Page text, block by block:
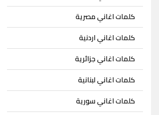
كلمات اغاني مصرية
كلمات اغاني اردنية
كلمات اغاني جزائرية
كلمات اغاني لبنانية
كلمات اغاني سورية